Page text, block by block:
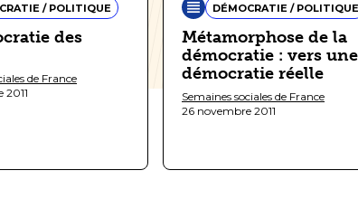
/ POLITIQUE
des
de France
DÉMOCRATIE / POLITIQUE
Métamorphose de la
démocratie : vers une
démocratie réelle
Semaines sociales de France
26 novembre 2011